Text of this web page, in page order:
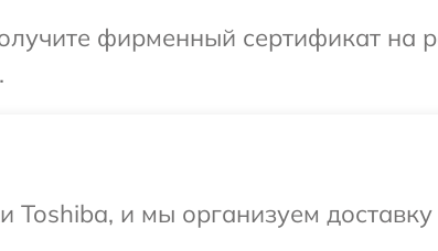
фирменный сертификат на
и мы организуем доставку